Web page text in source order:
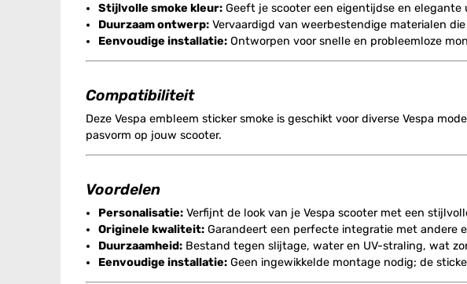
Stijlvolle smoke kleur:Geeft je scooter een eigentijdse en
Duurzaam ontwerp:Vervaardigd van weerbestendige materialen
Eenvoudige installatie:Ontworpen voor snelle en probleemloze
Compatibiliteit
Deze Vespa embleem sticker smoke is geschikt voor diverse Vespa
pasvorm op jouw scooter.
Voordelen
Personalisatie:Verfijnt de look van je Vespa scooter met een
Originele kwaliteit:Garandeert een perfecte integratie met andere
Duurzaamheid:Bestand tegen slijtage, water en UV-straling, wat
Eenvoudige installatie:Geen ingewikkelde montage nodig; de